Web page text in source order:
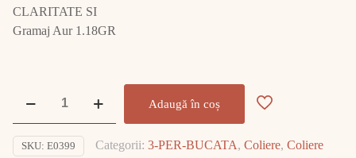
CLARITATE SI
Gramaj Aur 1.18GR
Alb
Adaugă în coș
SKU: E0399 Categorii: 3-PER-BUCATA, Coliere, Coliere